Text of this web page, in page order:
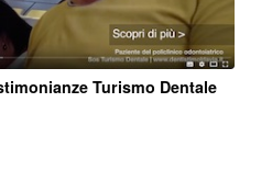
Turismo Dentale